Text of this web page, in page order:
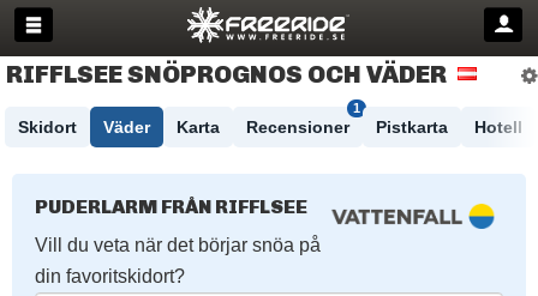
RIFFLSEE SNÖPROGNOS OCH VÄDER
Skidort Väder Karta Recensioner
1
Pistkarta Hotell
PUDERLARM FRÅN RIFFLSEE
Vill du veta när det börjar snöa på
din favoritskidort?